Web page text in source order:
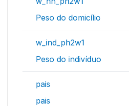
Peso do domicílio
w_ind_ph2w1
Peso do indivíduo
pais
pais